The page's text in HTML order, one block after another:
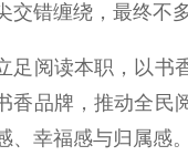
交错缠绕，最终不
阅读本职，以书香
香品牌，推动全民
、幸福感与归属感。